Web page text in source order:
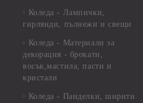
Коледа - Лампички,
гирлянди, пълнежи и свещи
Коледа - Материали за
декорация - брокати,
восък,мастила, пасти и
кристали
Коледа - Панделки, ширити